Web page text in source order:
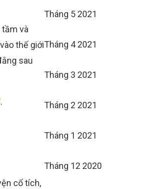
và
thế giới
sau
.
cổ tích,
Tháng 5 2021
Tháng 4 2021
Tháng 3 2021
Tháng 2 2021
Tháng 1 2021
Tháng 12 2020